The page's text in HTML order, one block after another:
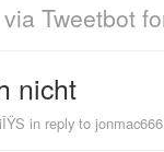
via Tweetbot
nicht
in reply to jonmac666